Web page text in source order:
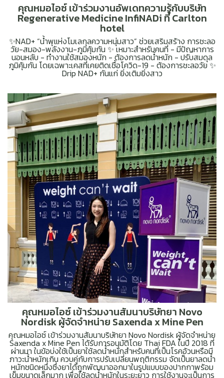
คุณหมอไอซ์ เข้าร่วมงานอัพเดทความรู้กับบริษัท
Regenerative Medicine InfiNADi ที่ Carlton
hotel
✨NAD+ “น้ำพุแห่งโมเลกุลความหนุ่มสาว” ช่วยเสริมสร้าง การชะลอ
วัย-สมอง-พลังงาน-ภูมิคุ้มกัน ✨ เหมาะสำหรับคนที่ - มีปัญหาการ
นอนหลับ - ทำงานใช้สมองหนัก - ต้องการลดน้ำหนัก - ปรับสมดุล
ภูมิคุ้มกัน โดยเฉพาะเคสที่เคยติดเชื้อโควิด-19 - ต้องการชะลอวัย ✨
Drip NAD+ กันแก่ ยิ่งเติมยิ่งสาว
คุณหมอไอซ์ เข้าร่วมงานสัมนาบริษัทยา Novo
Nordisk ผู้จัดจำหน่าย Saxenda x Mine Pen
คุณหมอไอซ์ เข้าร่วมงานสัมนาบริษัทยา Novo Nordisk ผู้จัดจำหน่าย
Saxenda x Mine Pen ได้รับการอนุมัติโดย Thai FDA ในปี 2018 ที่
ผ่านมา ในข้อบ่งใช้เป็นยาใช้ลดน้ำหนักสำหรับคนที่เป็นโรคอ้วนหรือมี
ภาวะน้ำหนักเกิน ควบคู่กับการปรับเปลี่ยนพฤติกรรม จัดเป็นยาลดน้ำ
หนักชนิดหนึ่งซึ่งยาได้ถูกพัฒนาออกมาในรูปแบบของปากกาพร้อม
เข็มขนาดเล็กมาก เพื่อใช้ลดน้ำหนักในระยะยาว การใช้งานจะเป็นการ